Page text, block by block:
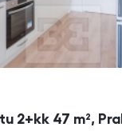
2+kk 47 m²,